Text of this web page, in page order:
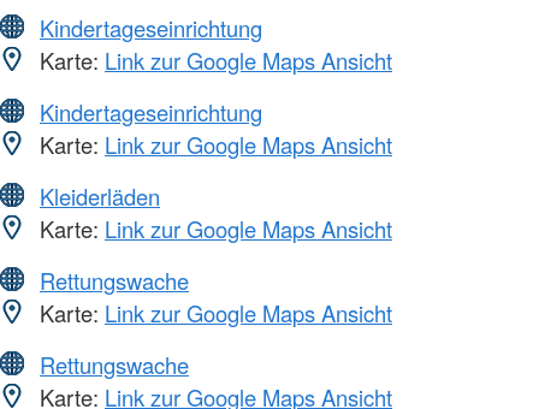
Kindertageseinrichtung
Karte: Link zur Google Maps Ansicht
Kindertageseinrichtung
Karte: Link zur Google Maps Ansicht
Kleiderläden
Karte: Link zur Google Maps Ansicht
Rettungswache
Karte: Link zur Google Maps Ansicht
Rettungswache
Karte: Link zur Google Maps Ansicht